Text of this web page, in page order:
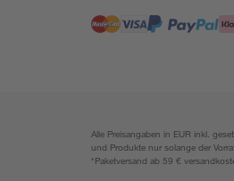
Alle Preisangaben in EUR inkl.
und Produkte nur solange der
*Paketversand ab 59 €